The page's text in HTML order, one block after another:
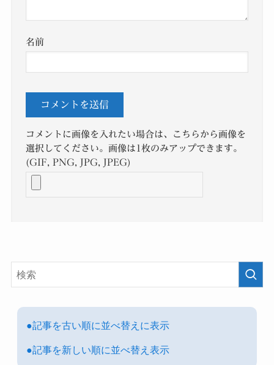
名前
コメントに画像を入れたい場合は、こちらから画像を
選択してください。画像は1枚のみアップできます。
(GIF, PNG, JPG, JPEG)
●記事を古い順に並べ替えに表示
●記事を新しい順に並べ替え表示